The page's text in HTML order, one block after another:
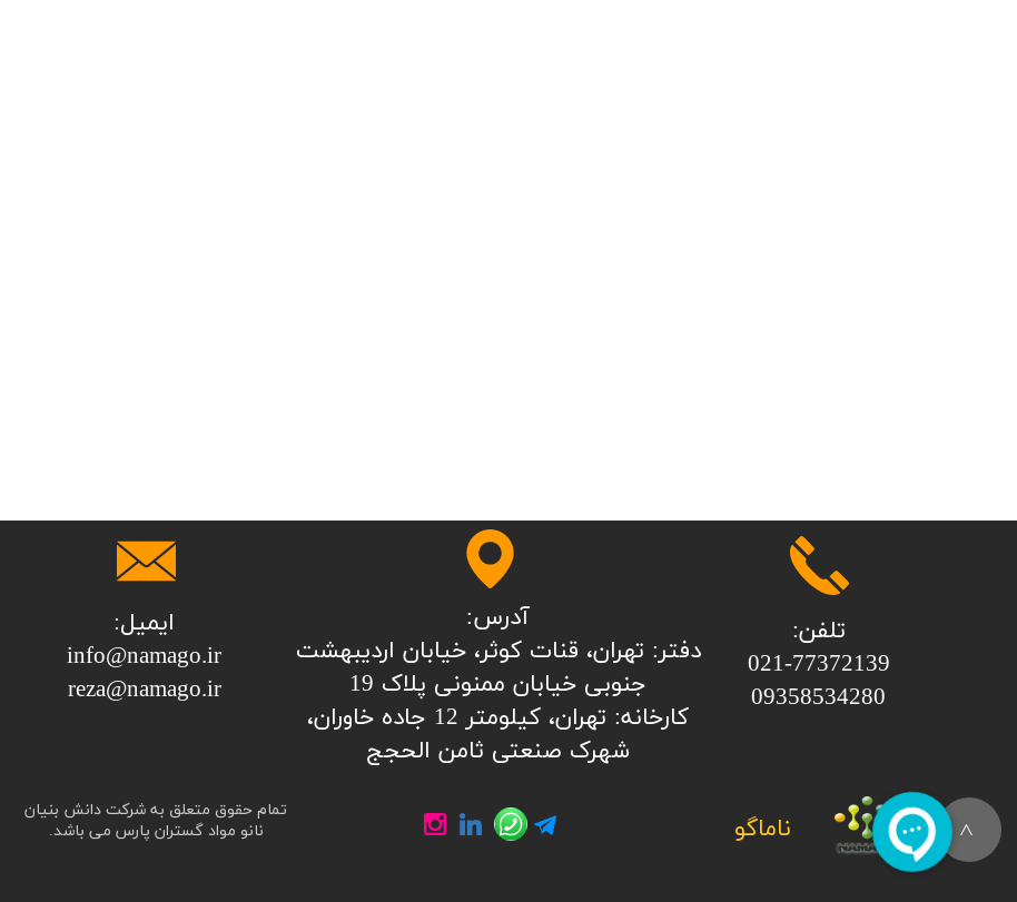
تمام حقوق متعلق به شرکت دانش بنیان
نانو مواد گستران پارس می باشد.
ناماگو >
تلفن:
​​​​​​​021-77372139
​​​​​​​09358534280
آدرس:
​​​​​​​​دفتر: تهران، قنات کوثر، خیابان اردیبهشت
جنوبی خیابان ممنونی پلاک 19
کارخانه: تهران، کیلومتر 12 جاده خاوران،
شهرک صنعتی ثامن الحجج
ایمیل:
info@namago.ir
​​​​​​​reza@namago.ir